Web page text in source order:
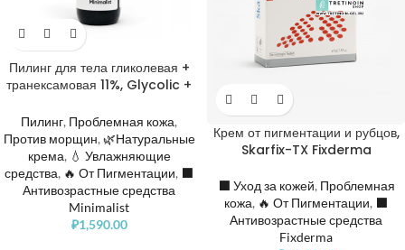
Пилинг для тела гликолевая +
транексамовая 11%, Glycolic +
Exfoliator with butylresorcinol
+ hyaluronic + salicylic acid
Пилинг, Проблемная кожа,
Против морщин, 🌿Натуральные
крема, 💧 Увлажняющие
средства, 🔥 От Пигментации, ⬛️
Антивозрастные средства
Minimalist
₽1,590.00
Крем от пигментации и рубцов,
Skarfix-TX Fixderma
⬛️ Уход за кожей, Проблемная
кожа, 🔥 От Пигментации, ⬛️
Антивозрастные средства
Fixderma